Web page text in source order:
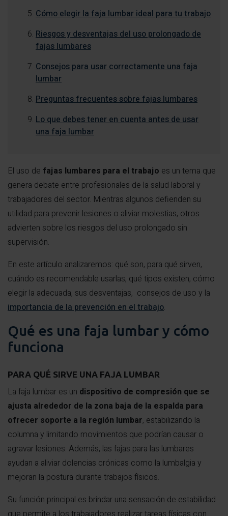
Cómo elegir la faja lumbar ideal para tu trabajo
Riesgos y desventajas del uso prolongado de
fajas lumbares
Consejos para usar correctamente una faja
lumbar
Preguntas frecuentes sobre fajas lumbares
Lo que debes tener en cuenta antes de usar
una faja lumbar
El uso de fajas lumbares para el trabajo es un tema que
genera debate entre profesionales de la salud laboral y
trabajadores del sector. Mientras algunos defienden su
utilidad para prevenir lesiones o aliviar molestias, otros
advierten sobre los riesgos del uso prolongado sin
supervisión.
En este artículo analizaremos: qué son, para qué sirven,
cuándo es recomendable usarlas, qué tipos existen, cómo
elegir la adecuada, sus desventajas, consejos de uso y la
importancia de la prevención en el trabajo.
Qué es una faja lumbar y cómo
funciona
PARA QUÉ SIRVE UNA FAJA LUMBAR
La faja lumbar es un dispositivo de compresión que se
ajusta alrededor de la zona baja de la espalda para
ofrecer soporte a la región lumbar, estabilizando la
columna y limitando movimientos que podrían causar o
agravar lesiones. Además, las fajas para las lumbares
ayudan a aliviar dolencias crónicas como la lumbalgia y
mejoran la postura durante trabajos físicos.
Su función principal es brindar una sensación de estabilidad